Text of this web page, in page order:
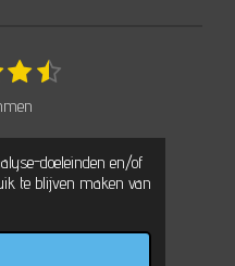
doeleinden en/of
te blijven maken van
4
s
e
r
e
5
r
e
S
m
e
n